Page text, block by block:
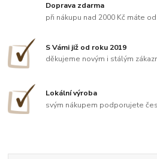
Doprava zdarma
při nákupu nad 2000 Kč máte
S Vámi již od roku 2019
děkujeme novým i stálým
Lokální výroba
svým nákupem podporujete